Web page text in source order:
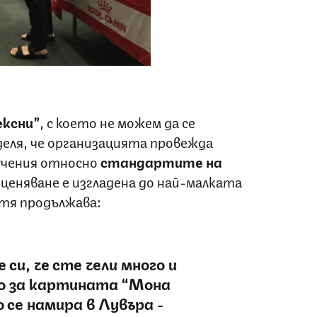
, с което не можем да се
че организацията провежда
относностандартите на
е изгладена до най-малката
продължава:
че сте чели много и
за картината “Мона
се намира в Лувъра -